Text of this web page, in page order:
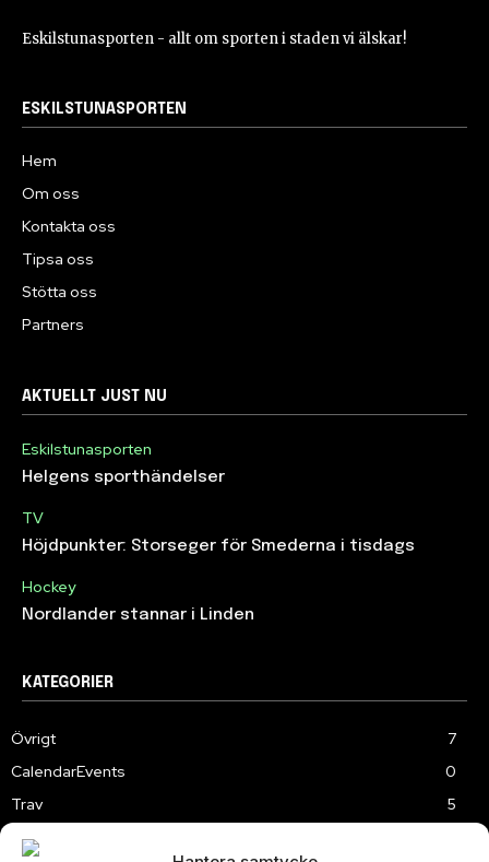
Eskilstunasporten - allt om sporten i staden vi älskar!
ESKILSTUNASPORTEN
Hem
Om oss
Kontakta oss
Tipsa oss
Stötta oss
Partners
AKTUELLT JUST NU
Eskilstunasporten
Helgens sporthändelser
TV
Höjdpunkter: Storseger för Smederna i tisdags
Hockey
Nordlander stannar i Linden
KATEGORIER
Övrigt
7
CalendarEvents
0
Trav
5
TV